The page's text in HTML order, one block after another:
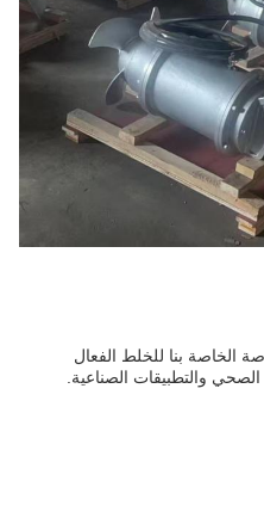
الخاصة بنا للخلط الفعال
والتطبيقات الصناعية.